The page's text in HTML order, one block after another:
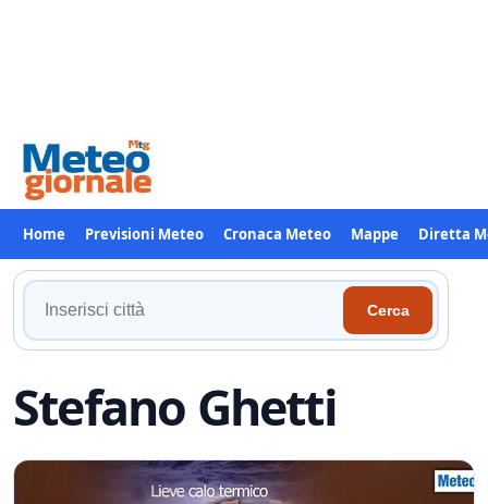
Home Previsioni Meteo Cronaca Meteo Mappe Diretta
Cerca
tua
Cerca
Stefano Ghetti